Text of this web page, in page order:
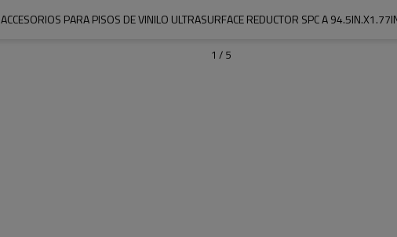
ACCESORIOS PARA PISOS DE VINILO ULTRASURFACE REDUCTOR SPC A
1 / 5